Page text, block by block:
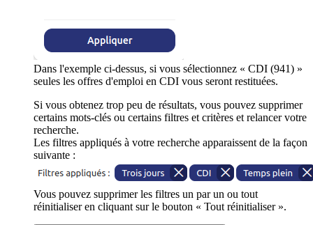
Dans l'exemple ci-dessus, si vous sélectionnez « CDI (941) »
seules les offres d'emploi en CDI vous seront restituées.
Si vous obtenez trop peu de résultats, vous pouvez supprimer
certains mots-clés ou certains filtres et critères et relancer votre
recherche.
Les filtres appliqués à votre recherche apparaissent de la façon
suivante :
Vous pouvez supprimer les filtres un par un ou tout
réinitialiser en cliquant sur le bouton « Tout réinitialiser ».